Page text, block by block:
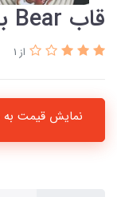
قاب Bear باسن برجسته (کدC1613)
از 1
نمایش قیمت به